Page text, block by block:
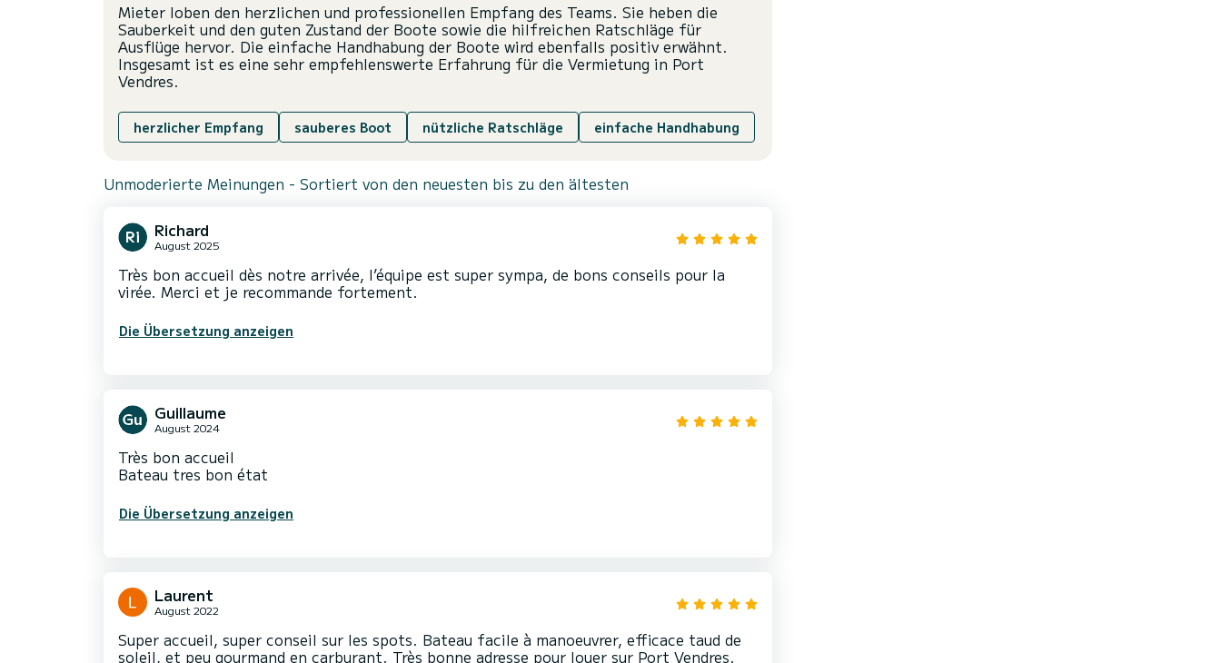
Mieter loben den herzlichen und professionellen Empfang des Teams. Sie heben die
Sauberkeit und den guten Zustand der Boote sowie die hilfreichen Ratschläge für
Ausflüge hervor. Die einfache Handhabung der Boote wird ebenfalls positiv erwähnt.
Insgesamt ist es eine sehr empfehlenswerte Erfahrung für die Vermietung in Port
Vendres.
herzlicher Empfang sauberes Boot nützliche Ratschläge einfache Handhabung
Unmoderierte Meinungen - Sortiert von den neuesten bis zu den ältesten
Richard
August 2025
Très bon accueil dès notre arrivée, l’équipe est super sympa, de bons conseils pour la
virée. Merci et je recommande fortement.
Die Übersetzung anzeigen
Guillaume
August 2024
Très bon accueil
Bateau tres bon état
Die Übersetzung anzeigen
Laurent
August 2022
Super accueil, super conseil sur les spots. Bateau facile à manoeuvrer, efficace taud de
soleil, et peu gourmand en carburant. Très bonne adresse pour louer sur Port Vendres.